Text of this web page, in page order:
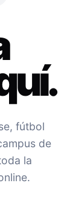
fútbol
de
la